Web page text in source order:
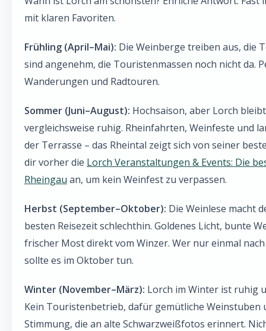
mit klaren Favoriten.
Frühling (April–Mai): Die Weinberge treiben aus, die
sind angenehm, die Touristenmassen noch nicht da.
Wanderungen und Radtouren.
Sommer (Juni–August): Hochsaison, aber Lorch bleibt
vergleichsweise ruhig. Rheinfahrten, Weinfeste und
der Terrasse – das Rheintal zeigt sich von seiner
dir vorher die Lorch Veranstaltungen & Events: Die
Rheingau an, um kein Weinfest zu verpassen.
Herbst (September–Oktober): Die Weinlese macht
besten Reisezeit schlechthin. Goldenes Licht, bunte
frischer Most direkt vom Winzer. Wer nur einmal
sollte es im Oktober tun.
Winter (November–März): Lorch im Winter ist ruhig
Kein Touristenbetrieb, dafür gemütliche Weinstuben
Stimmung, die an alte Schwarzweißfotos erinnert.